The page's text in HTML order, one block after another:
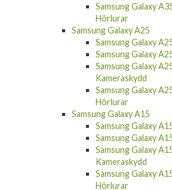
Samsung Galaxy
Hörlurar
Samsung Galaxy A25
Samsung Galaxy
Samsung Galaxy
Samsung Galaxy
Kameraskydd
Samsung Galaxy
Hörlurar
Samsung Galaxy A15
Samsung Galaxy
Samsung Galaxy
Samsung Galaxy
Kameraskydd
Samsung Galaxy
Hörlurar